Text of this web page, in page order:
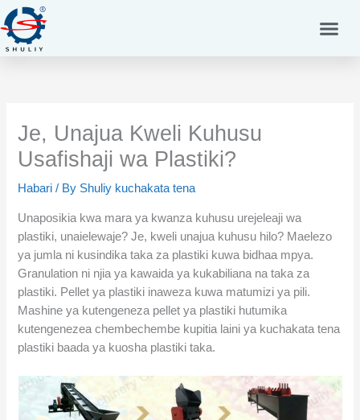
Skip
to
content
Je, Unajua Kweli Kuhusu
Usafishaji wa Plastiki?
Habari / By Shuliy kuchakata tena
Unaposikia kwa mara ya kwanza kuhusu urejeleaji wa
plastiki, unaielewaje? Je, kweli unajua kuhusu hilo? Maelezo
ya jumla ni kusindika taka za plastiki kuwa bidhaa mpya.
Granulation ni njia ya kawaida ya kukabiliana na taka za
plastiki. Pellet ya plastiki inaweza kuwa matumizi ya pili.
Mashine ya kutengeneza pellet ya plastiki hutumika
kutengenezea chembechembe kupitia laini ya kuchakata tena
plastiki baada ya kuosha plastiki taka.